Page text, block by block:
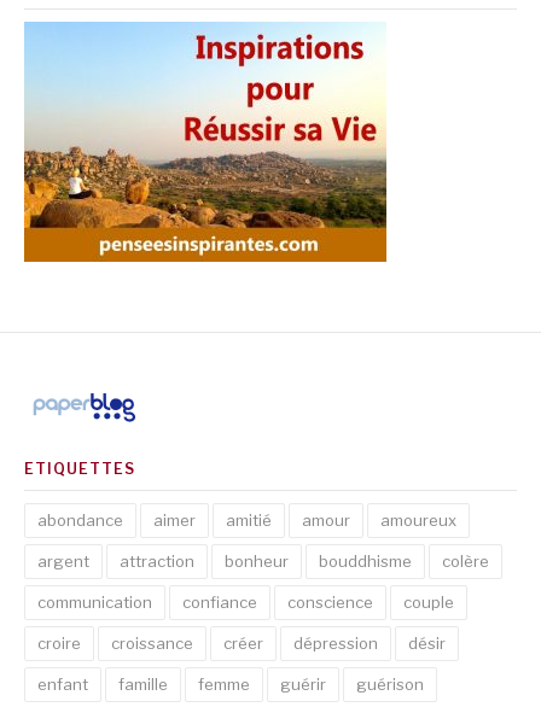
ETIQUETTES
abondance aimer amitié amour amoureux
argent attraction bonheur bouddhisme colère
communication confiance conscience couple
croire croissance créer dépression désir
enfant famille femme guérir guérison